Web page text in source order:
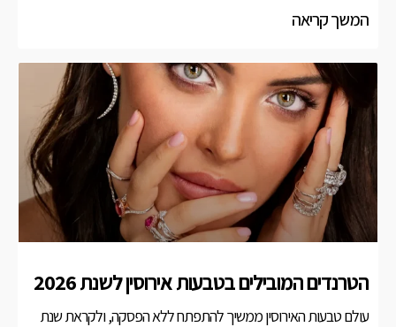
המשך קריאה
הטרנדים המובילים בטבעות אירוסין לשנת 2026
עולם טבעות האירוסין ממשיך להתפתח ללא הפסקה, ולקראת שנת